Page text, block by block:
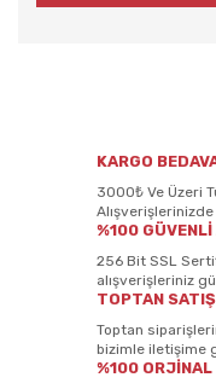
KARGO
3000₺ Ve Üzeri
%100
256 Bit SSL
alışverişleriniz
TOPTAN SATIŞ
Toptan
bizimle iletişime
%100 ORJİNAL